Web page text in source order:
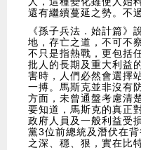
還有繼續蔓延之勢。不
《孫子兵法．始計篇》
地，存亡之道，不可不
不只是指熱戰，更包括
批人的長期及重大利益
害時，人們必然會選擇
一搏。馬斯克並非沒有
方面，未曾通盤考慮清
要知道，馬斯克的真正
政府人員及一般利益受
黨3位前總統及潛伏在
之深、穩、狠，實在比